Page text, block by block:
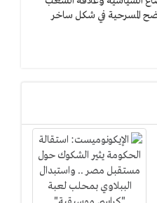
المسرحية في شكل ساخر